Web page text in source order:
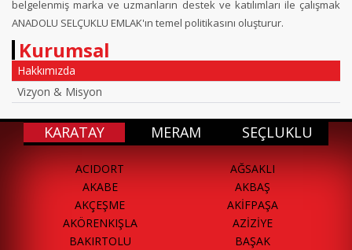
belgelenmiş marka ve uzmanların destek ve katılımları ile çalışmak
ANADOLU SELÇUKLU EMLAK'ın temel politikasını oluşturur.
Kurumsal
Hakkımızda
Vizyon & Misyon
KARATAY MERAM SEÇLUKLU
ACIDORT
AĞSAKLI
AKABE
AKBAŞ
AKÇEŞME
AKİFPAŞA
AKÖRENKIŞLA
AZİZİYE
BAKIRTOLU
BAŞAK